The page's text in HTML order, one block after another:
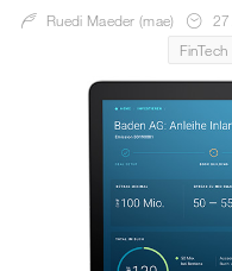
Ruedi Maeder (mae)
FinTech